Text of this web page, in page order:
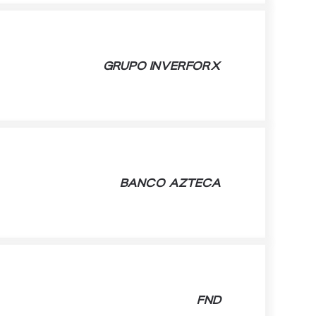
GRUPO INVERFORX
BANCO AZTECA
FND